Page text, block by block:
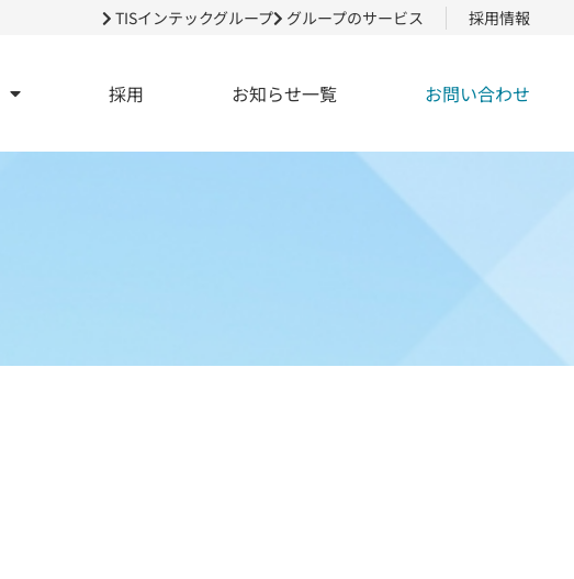
TISインテックグループ グループのサービス 採用情報
採用 お知らせ一覧 お問い合わせ